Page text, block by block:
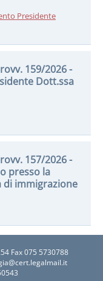
Presidente
159/2026 -
Dott.ssa
157/2026 -
presso la
di immigrazione
Fax 075 5730788